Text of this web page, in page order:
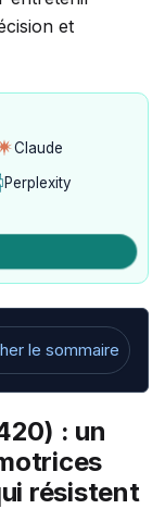
Claude
Ouvrir
avec
Perplexity
Ouvrir
Perplexity
le sommaire
: un
résistent